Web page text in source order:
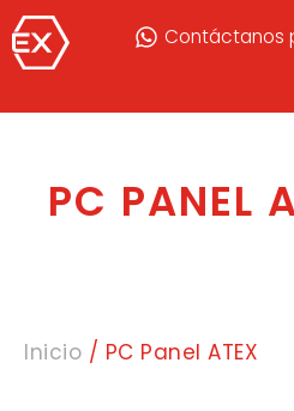
Contáctanos
PC PANEL
Inicio / PC Panel ATEX